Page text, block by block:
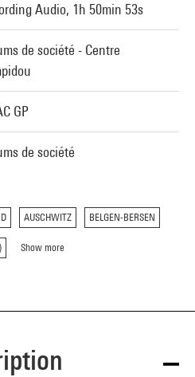
Audio, 1h 50min 53s
de société - Centre
GP
de société
AUSCHWITZ BELGEN-BERSEN
Show more